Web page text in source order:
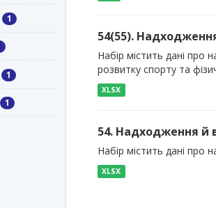
1
1
1
54(55).
Набір містить дані про
розвитку спорту та
XLSX
54. Надходження й
Набір містить дані про
XLSX